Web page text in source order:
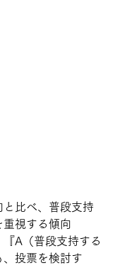
と比べ、普段支持
重視する傾向
『A（普段支持する
投票を検討す